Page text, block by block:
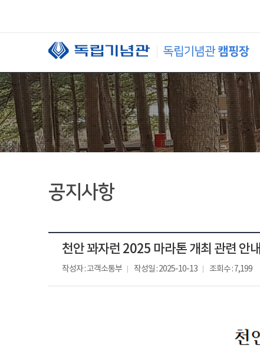
공지사항
천안 꽈자런 2025 마라톤 개최 관련 안내
작성자 : 고객소통부 작성일 : 2025-10-13 조회수 : 7,199